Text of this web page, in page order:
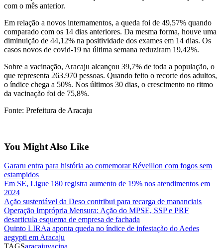
com o mês anterior.
Em relação a novos internamentos, a queda foi de 49,57% quando
comparado com os 14 dias anteriores. Da mesma forma, houve uma
diminuição de 44,12% na positividade dos exames em 14 dias. Os
casos novos de covid-19 na última semana reduziram 19,42%.
Sobre a vacinação, Aracaju alcançou 39,7% de toda a população, o
que representa 263.970 pessoas. Quando feito o recorte dos adultos,
o índice chega a 50%. Nos últimos 30 dias, o crescimento no ritmo
da vacinação foi de 75,8%.
Fonte: Prefeitura de Aracaju
You Might Also Like
Gararu entra para história ao comemorar Réveillon com fogos sem
estampidos
Em SE, Ligue 180 registra aumento de 19% nos atendimentos em
2024
Ação sustentável da Deso contribui para recarga de mananciais
Operação Imprópria Mensura: Ação do MPSE, SSP e PRF
desarticula esquema de empresa de fachada
Quinto LIRAa aponta queda no índice de infestação do Aedes
aegypti em Aracaju